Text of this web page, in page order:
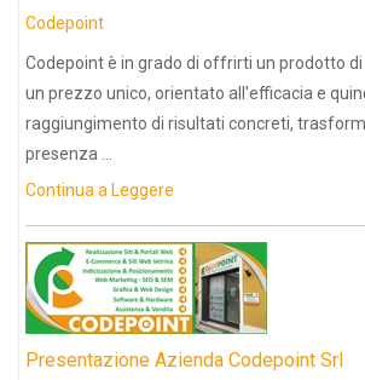
Codepoint
Codepoint è in grado di offrirti un prodotto
un prezzo unico, orientato all'efficacia e
raggiungimento di risultati concreti,
presenza ...
Continua a Leggere
Presentazione Azienda Codepoint Srl